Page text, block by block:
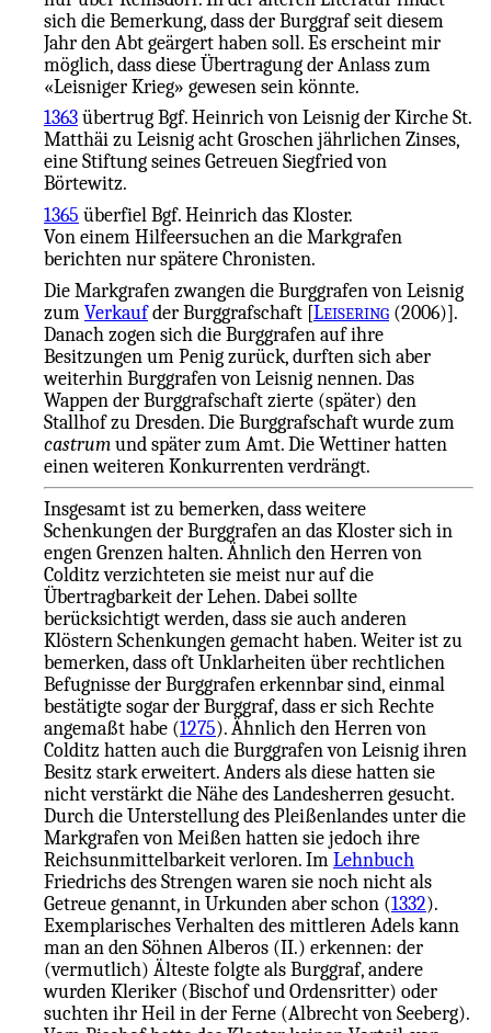
sich die Bemerkung, dass der Burggraf seit diesem
Jahr den Abt geärgert haben soll. Es erscheint mir
möglich, dass diese Übertragung der Anlass zum
«Leisniger Krieg» gewesen sein könnte.
1363 übertrug Bgf. Heinrich von Leisnig der Kirche St.
Matthäi zu Leisnig acht Groschen jährlichen Zinses,
eine Stiftung seines Getreuen Siegfried von
Börtewitz.
1365 überfiel Bgf. Heinrich das Kloster.
Von einem Hilfeersuchen an die Markgrafen
berichten nur spätere Chronisten.
Die Markgrafen zwangen die Burggrafen von Leisnig
zum Verkaufder Burggrafschaft [LEISERING (2006)].
Danach zogen sich die Burggrafen auf ihre
Besitzungen um Penig zurück, durften sich aber
weiterhin Burggrafen von Leisnig nennen. Das
Wappen der Burggrafschaft zierte (später) den
Stallhof zu Dresden. Die Burggrafschaft wurde zum
castrum und später zum Amt. Die Wettiner hatten
einen weiteren Konkurrenten verdrängt.
Insgesamt ist zu bemerken, dass weitere
Schenkungen der Burggrafen an das Kloster sich in
engen Grenzen halten. Ähnlich den Herren von
Colditz verzichteten sie meist nur auf die
Übertragbarkeit der Lehen. Dabei sollte
berücksichtigt werden, dass sie auch anderen
Klöstern Schenkungen gemacht haben. Weiter ist zu
bemerken, dass oft Unklarheiten über rechtlichen
Befugnisse der Burggrafen erkennbar sind, einmal
bestätigte sogar der Burggraf, dass er sich Rechte
angemaßt habe (1275). Ähnlich den Herren von
Colditz hatten auch die Burggrafen von Leisnig ihren
Besitz stark erweitert. Anders als diese hatten sie
nicht verstärkt die Nähe des Landesherren gesucht.
Durch die Unterstellung des Pleißenlandes unter die
Markgrafen von Meißen hatten sie jedoch ihre
Reichsunmittelbarkeit verloren. Im Lehnbuch
Friedrichs des Strengen waren sie noch nicht als
Getreue genannt, in Urkunden aber schon (1332).
Exemplarisches Verhalten des mittleren Adels kann
man an den Söhnen Alberos (II.) erkennen: der
(vermutlich) Älteste folgte als Burggraf, andere
wurden Kleriker (Bischof und Ordensritter) oder
suchten ihr Heil in der Ferne (Albrecht von Seeberg).